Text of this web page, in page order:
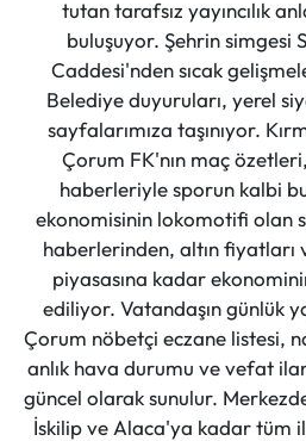
tutan tarafsız yayıncılık
buluşuyor. Şehrin simgesi
Caddesi'nden sıcak
Belediye duyuruları, yerel
sayfalarımıza taşınıyor.
Çorum FK'nın maç
haberleriyle sporun kalbi
ekonomisinin lokomotifi olan
haberlerinden, altın fiyatları
piyasasına kadar
ediliyor. Vatandaşın günlük
Çorum nöbetçi eczane listesi,
anlık hava durumu ve vefat
güncel olarak sunulur.
İskilip ve Alaca'ya kadar tüm